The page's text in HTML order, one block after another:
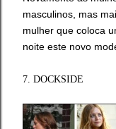
masculinos, mas
mulher que coloca
noite este novo
7. DOCKSIDE